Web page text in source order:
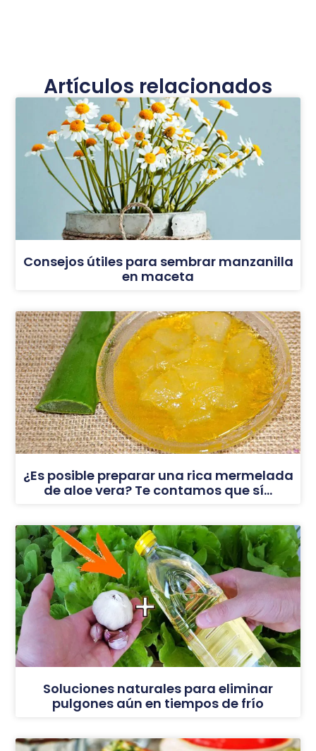
Artículos relacionados
Consejos útiles para sembrar manzanilla
en maceta
¿Es posible preparar una rica mermelada
de aloe vera? Te contamos que sí…
Soluciones naturales para eliminar
pulgones aún en tiempos de frío